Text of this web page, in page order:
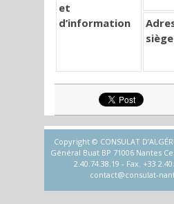
et
d’information
Copyright © CONSULAT
Général Buat BP 71006 Nantes
2.40.74.38.19 - Fax. +33
contact@consulat-